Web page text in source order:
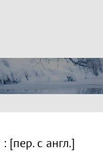
[пер. с англ.]